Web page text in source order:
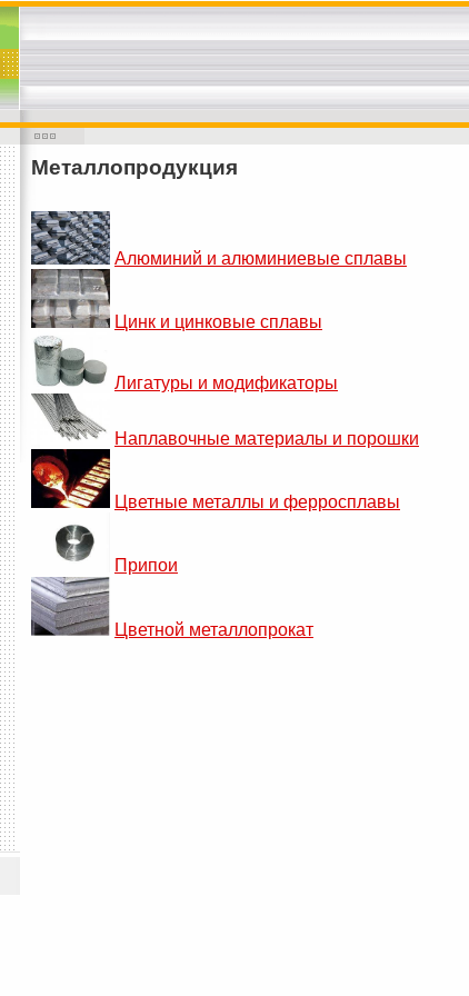
Металлопродукция
Алюминий и алюминиевые сплавы
Цинк и цинковые сплавы
Лигатуры и модификаторы
Наплавочные материалы и порошки
Цветные металлы и ферросплавы
Припои
Цветной металлопрокат